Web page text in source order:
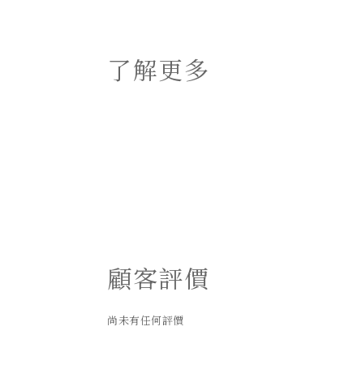
了解更多
顧客評價
尚未有任何評價